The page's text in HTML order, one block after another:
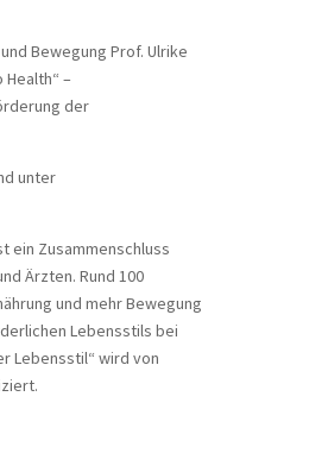
Bewegung Prof. Ulrike
–
der
unter
ein Zusammenschluss
Ärzten. Rund 100
und mehr Bewegung
Lebensstils bei
Lebensstil“ wird von